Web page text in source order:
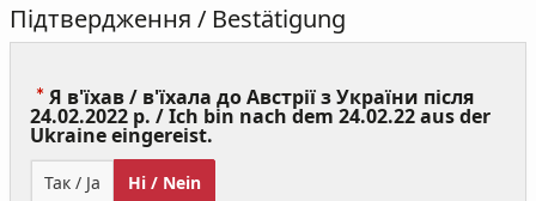
Підтвердження / Bestätigung
Я в'їхав / в'їхала до Австрії з України після
24.02.2022 р. / Ich bin nach dem 24.02.22 aus der
Ukraine eingereist.
Required)
Так / Ja Ні / Nein